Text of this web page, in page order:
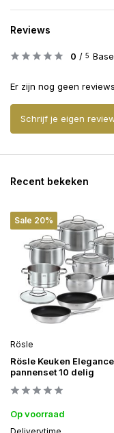
Reviews
0 / 5
Er zijn nog geen
Schrijf je eigen
Recent bekeken
Sale 20%
Rösle
Rösle Keuken
pannenset 10 delig
Op voorraad